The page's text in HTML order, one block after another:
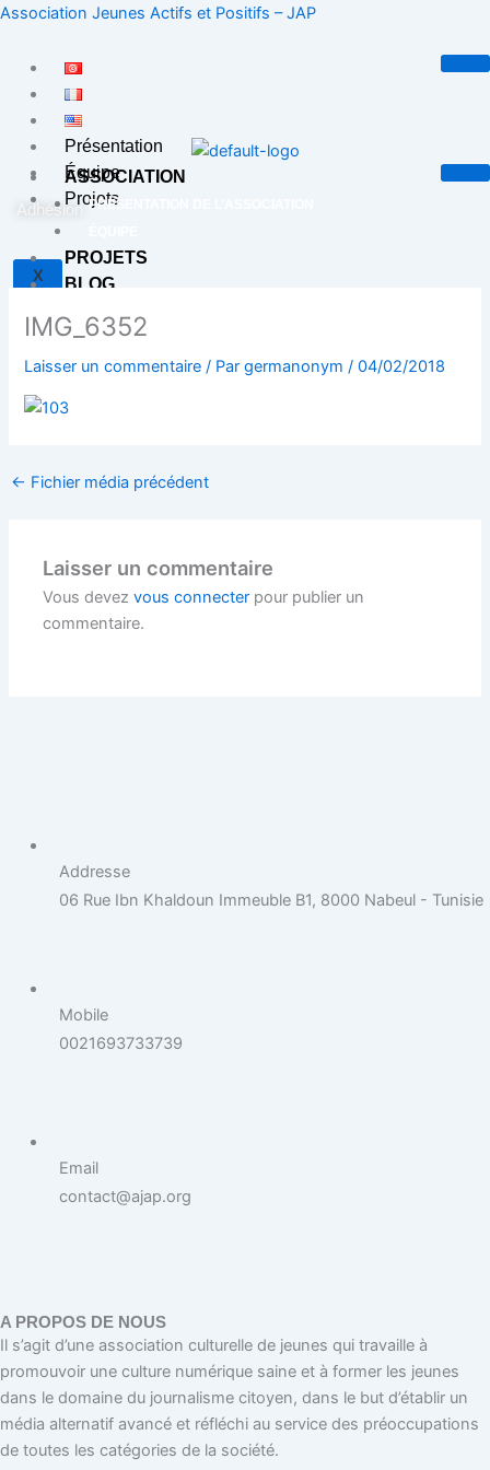
Aller
contenu
Association Jeunes Actifs et Positifs – JAP
Présentation
Équipe
Projets
X
ASSOCIATION
PRÉSENTATION DE L’ASSOCIATION
PROJETS
BLOG
Adhésion
IMG_6352
Laisser un commentaire / Pargermanonym /04/02/2018
← Fichier média précédent
Laisser un commentaire
Vous devezvous connecter pour publier un
commentaire.
Addresse
06 Rue Ibn Khaldoun Immeuble B1, 8000 Nabeul - Tunisie
Mobile
0021693733739
Email
contact@ajap.org
A PROPOS DE NOUS
Il s’agit d’une association culturelle de jeunes qui travaille à
promouvoir une culture numérique saine et à former les jeunes
dans le domaine du journalisme citoyen, dans le but d’établir un
média alternatif avancé et réfléchi au service des préoccupations
de toutes les catégories de la société.